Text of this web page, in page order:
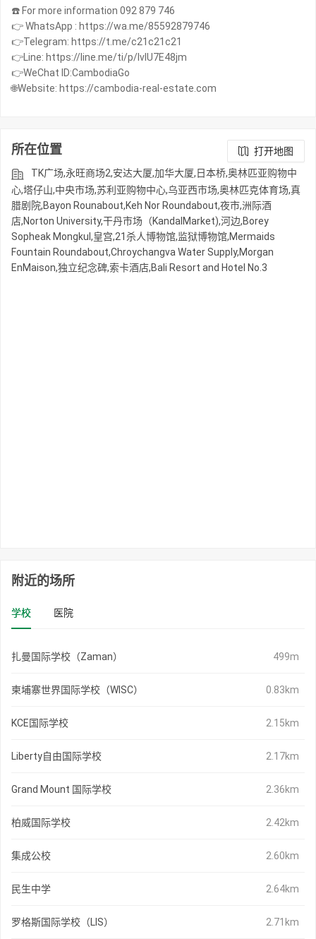
☎️ For more information 092 879 746
👉 WhatsApp : https://wa.me/85592879746
👉Telegram: https://t.me/c21c21c21
👉Line: https://line.me/ti/p/IvIU7E48jm
👉WeChat ID:CambodiaGo
🌐Website: https://cambodia-real-estate.com
所在位置
打开地图
TK广场,永旺商场2,安达大厦,加华大厦,日本桥,奥林匹亚购物中
心,塔仔山,中央市场,苏利亚购物中心,乌亚西市场,奥林匹克体育场,真
腊剧院,Bayon Rounabout,Keh Nor Roundabout,夜市,洲际酒
店,Norton University,干丹市场（KandalMarket),河边,Borey
Sopheak Mongkul,皇宫,21杀人博物馆,监狱博物馆,Mermaids
Fountain Roundabout,Chroychangva Water Supply,Morgan
EnMaison,独立纪念碑,索卡酒店,Bali Resort and Hotel No.3
附近的场所
学校 医院
扎曼国际学校（Zaman） 499m
柬埔寨世界国际学校（WISC） 0.83km
KCE国际学校 2.15km
Liberty自由国际学校 2.17km
Grand Mount 国际学校 2.36km
柏威国际学校 2.42km
集成公校 2.60km
民生中学 2.64km
罗格斯国际学校（LIS） 2.71km